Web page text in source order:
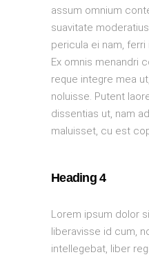
assum omnium
suavitate
pericula ei nam,
Ex omnis menandri
reque integre mea
noluisse. Putent
dissentias ut, nam
maluisset, cu est
Heading 4
Lorem ipsum dolor
liberavisse id cum,
intellegebat, liber